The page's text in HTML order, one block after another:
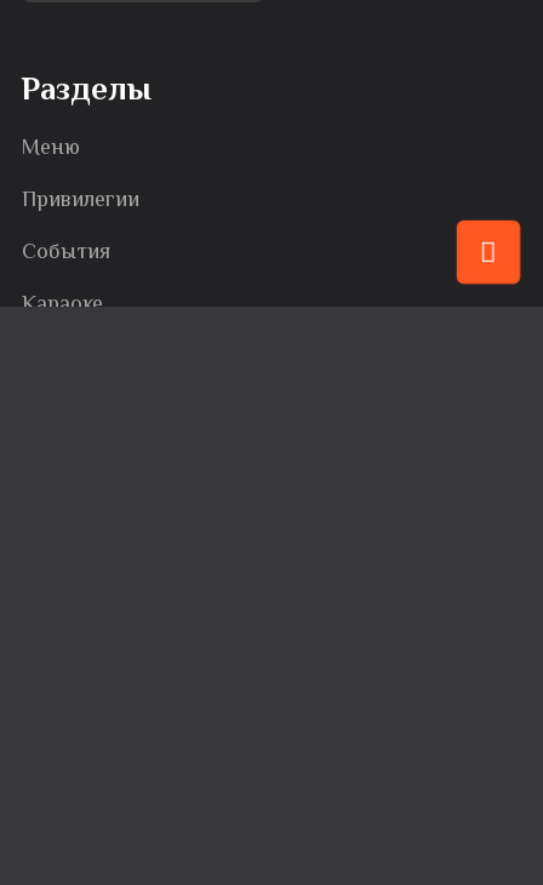
Разделы
Меню
Привилегии
События
Караоке